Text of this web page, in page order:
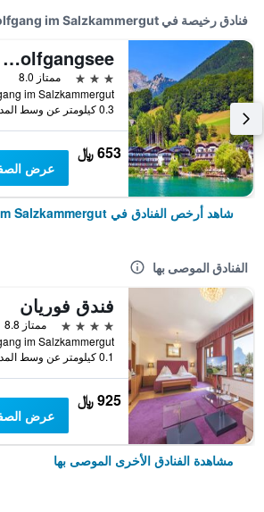
فنادق رخيصة في Sankt Wolfgang im Salzkammergut
Hotel Seerose Wolfgangsee
3 نجوم
ممتاز 8.0
0.3 كيلومتر عن وسط المدينة
653 ﷼
عرض
شاهد أرخص الفنادق في Sankt Wolfgang im Salzkammergut
الفنادق الموصى بها
فندق فوريان
4 نجوم
ممتاز 8.8
0.1 كيلومتر عن وسط المدينة
925 ﷼
عرض
مشاهدة الفنادق الأخرى الموصى بها